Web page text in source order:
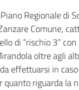
Regionale di
Comune,
di “rischio 3”
oltre agli
effettuarsi in
riguarda la